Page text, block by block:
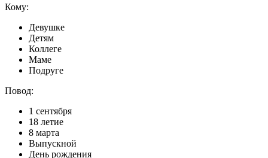
Кому:
Девушке
Детям
Коллеге
Маме
Подруге
Повод:
1 сентября
18 летие
8 марта
Выпускной
День рождения